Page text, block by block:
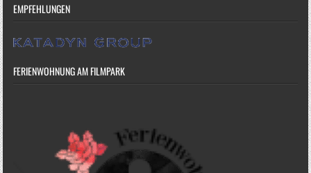
EMPFEHLUNGEN
FERIENWOHNUNG AM FILMPARK